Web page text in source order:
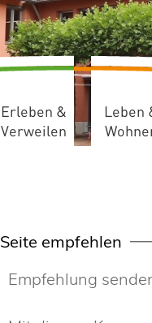
Erleben &
Verweilen
Leben
Seite empfehlen
Empfehlung